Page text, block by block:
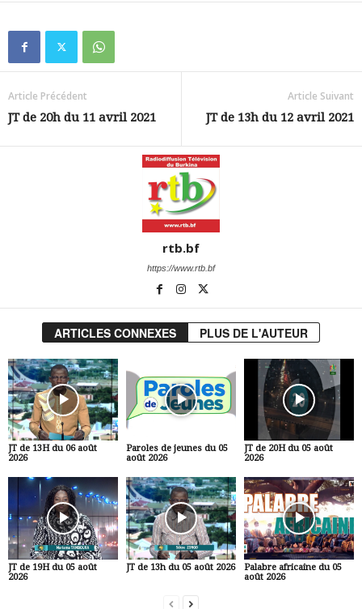
Article Précédent
JT de 20h du 11 avril 2021
Article Suivant
JT de 13h du 12 avril 2021
rtb.bf
https://www.rtb.bf
ARTICLES CONNEXES PLUS DE L'AUTEUR
JT de 13H du 06 août
2026
Paroles de jeunes du 05
août 2026
JT de 20H du 05 août
2026
JT de 19H du 05 août
2026
JT de 13h du 05 août 2026
Palabre africaine du 05
août 2026